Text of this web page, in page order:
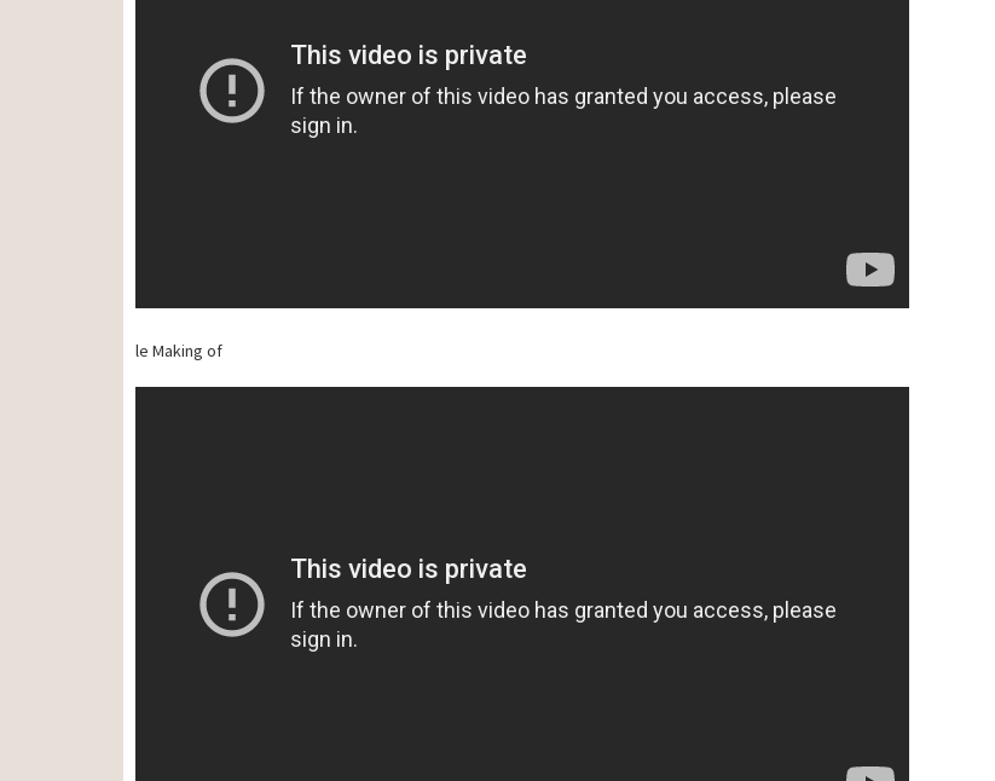
le Making of